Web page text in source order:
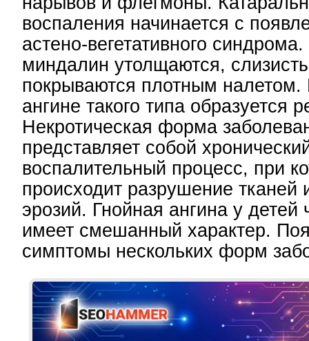
воспаления начинается с
астено-вегетативного
миндалин утолщаются,
покрываются плотным налетом.
ангине такого типа образуется
Некротическая форма
представляет собой
воспалительный процесс, при
происходит разрушение тканей
эрозий. Гнойная ангина у детей
имеет смешанный характер.
симптомы нескольких форм